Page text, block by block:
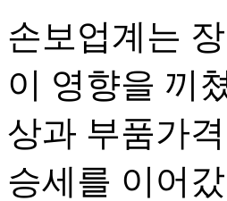
손보업계는
이 영향을 끼
상과 부품가
승세를 이어